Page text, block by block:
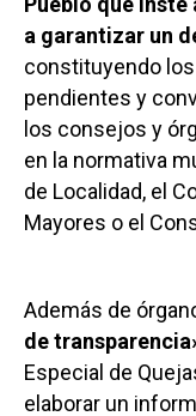
a garantizar un
constituyendo
pendientes y
los consejos y
en la normativa
de Localidad, el
Mayores o el
Además de
de
Especial de
elaborar un